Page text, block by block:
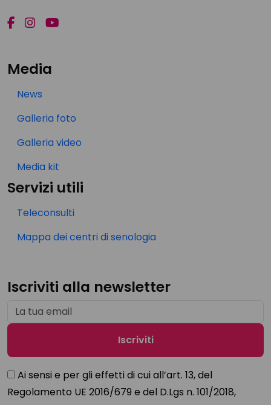
Media
News
Galleria foto
Galleria video
Media kit
Servizi utili
Teleconsulti
Mappa dei centri di senologia
Iscriviti alla newsletter
Ai sensi e per gli effetti di cui all’art. 13, del
Regolamento UE 2016/679 e del D.Lgs n. 101/2018,